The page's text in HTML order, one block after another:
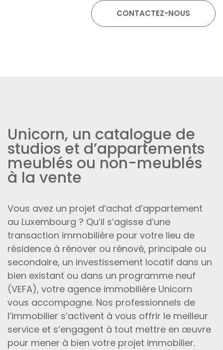
Unicorn, un catalogue de
studios et d’appartements
meublés ou non-meublés
à la vente
Vous avez un projet d’achat d’appartement
au Luxembourg ? Qu’il s’agisse d’une
transaction immobilière pour votre lieu de
résidence à rénover ou rénové, principale ou
secondaire, un investissement locatif dans un
bien existant ou dans un programme neuf
(VEFA), votre agence immobilière Unicorn
vous accompagne. Nos professionnels de
l’immobilier s’activent à vous offrir le meilleur
service et s’engagent à tout mettre en œuvre
pour mener à bien votre projet immobilier.